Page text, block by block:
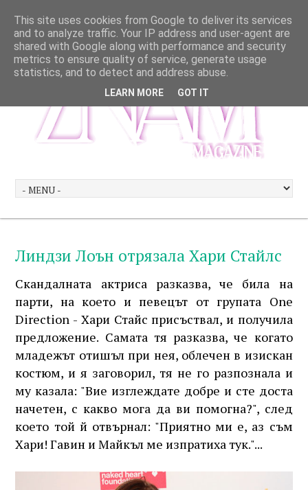
Линдзи Лоън отрязала Хари Стайлс
Скандалната актриса разказва, че била на
парти, на което и певецът от групата One
Direction - Хари Стайс присъствал, и получила
предложение. Самата тя разказва, че когато
младежът отишъл при нея, облечен в изискан
костюм, и я заговорил, тя не го разпознала и
му казала: "Вие изглеждате добре и сте доста
начетен, с какво мога да ви помогна?", след
което той й отвърнал: "Приятно ми е, аз съм
Хари! Гавин и Майкъл ме изпратиха тук."...
This site uses cookies from Google to deliver its services
and to analyze traffic. Your IP address and user-agent are
shared with Google along with performance and security
metrics to ensure quality of service, generate usage
statistics, and to detect and address abuse.
LEARN MORE GOT IT